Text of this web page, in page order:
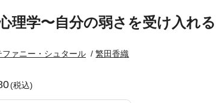
理学〜自分の弱さを受け入れる
ファニー・シュタール 繁田香織
(税込)